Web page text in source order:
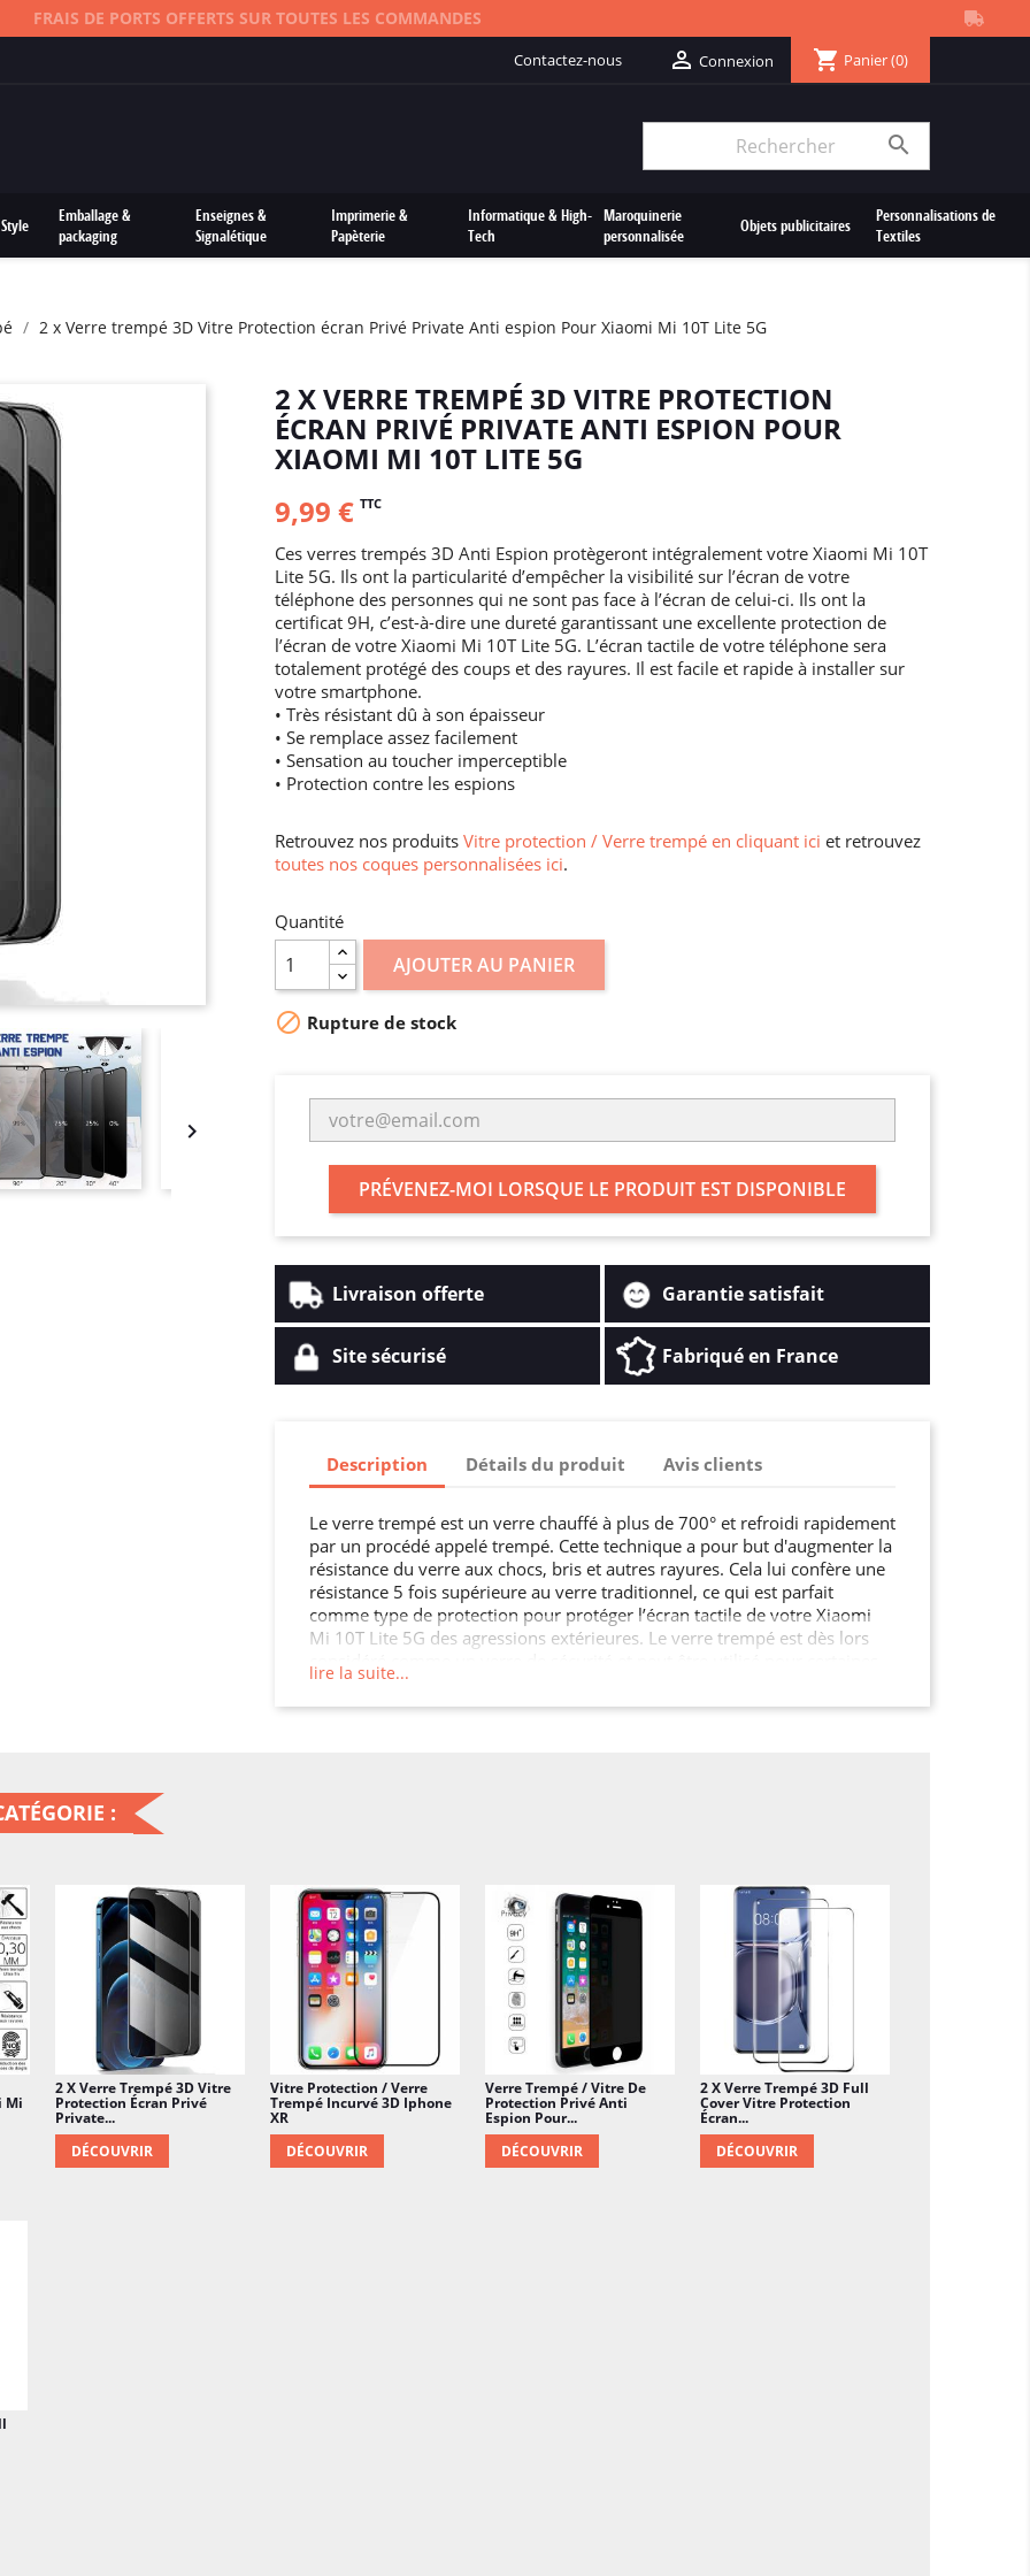
FRAIS DE PORTS OFFERTS SUR TOUTES LES COMMANDES
Contactez-nous  Connexion shopping_cart Panier(0)

Emballage &
packaging
Enseignes &
Signalétique
Imprimerie &
Papèterie
Informatique & High-
Tech
Maroquinerie
personnalisée
Objets publicitaires
Personnalisations de
Textiles
2 x Verre trempé 3D Vitre Protection écran Privé Private Anti espion Pour Xiaomi Mi 10T Lite 5G

2 X VERRE TREMPÉ 3D VITRE PROTECTION
ÉCRAN PRIVÉ PRIVATE ANTI ESPION POUR
XIAOMI MI 10T LITE 5G
9,99 € TTC
Ces verres trempés 3D Anti Espion protègeront intégralement votre Xiaomi Mi 10T
Lite 5G. Ils ont la particularité d’empêcher la visibilité sur l’écran de votre
téléphone des personnes qui ne sont pas face à l’écran de celui-ci. Ils ont la
certificat 9H, c’est-à-dire une dureté garantissant une excellente protection de
l’écran de votre Xiaomi Mi 10T Lite 5G. L’écran tactile de votre téléphone sera
totalement protégé des coups et des rayures. Il est facile et rapide à installer sur
votre smartphone.
• Très résistant dû à son épaisseur
• Se remplace assez facilement
• Sensation au toucher imperceptible
• Protection contre les espions
Retrouvez nos produits Vitre protection / Verre trempé en cliquant ici et retrouvez
toutes nos coques personnalisées ici.
Quantité
AJOUTER AU PANIER
 Rupture de stock
PRÉVENEZ-MOI LORSQUE LE PRODUIT EST DISPONIBLE
Livraison offerte Garantie satisfait
Site sécurisé Fabriqué en France
Description Détails du produit Avis clients
Le verre trempé est un verre chauffé à plus de 700° et refroidi rapidement
par un procédé appelé trempé. Cette technique a pour but d'augmenter la
résistance du verre aux chocs, bris et autres rayures. Cela lui confère une
résistance 5 fois supérieure au verre traditionnel, ce qui est parfait
comme type de protection pour protéger l’écran tactile de votre Xiaomi
Mi 10T Lite 5G des agressions extérieures. Le verre trempé est dès lors
applications comme pour un écran de smartphone, une paroi de douche,
une cloison, une crédence de cuisine, ou encore le mobilier urbain, les
lire la suite...
:
Mi
2 X Verre Trempé 3D Vitre
Protection Écran Privé
Private...
DÉCOUVRIR
Vitre Protection / Verre
Trempé Incurvé 3D Iphone
XR
DÉCOUVRIR
Verre Trempé / Vitre De
Protection Privé Anti
Espion Pour...
DÉCOUVRIR
2 X Verre Trempé 3D Full
Cover Vitre Protection
Écran...
DÉCOUVRIR